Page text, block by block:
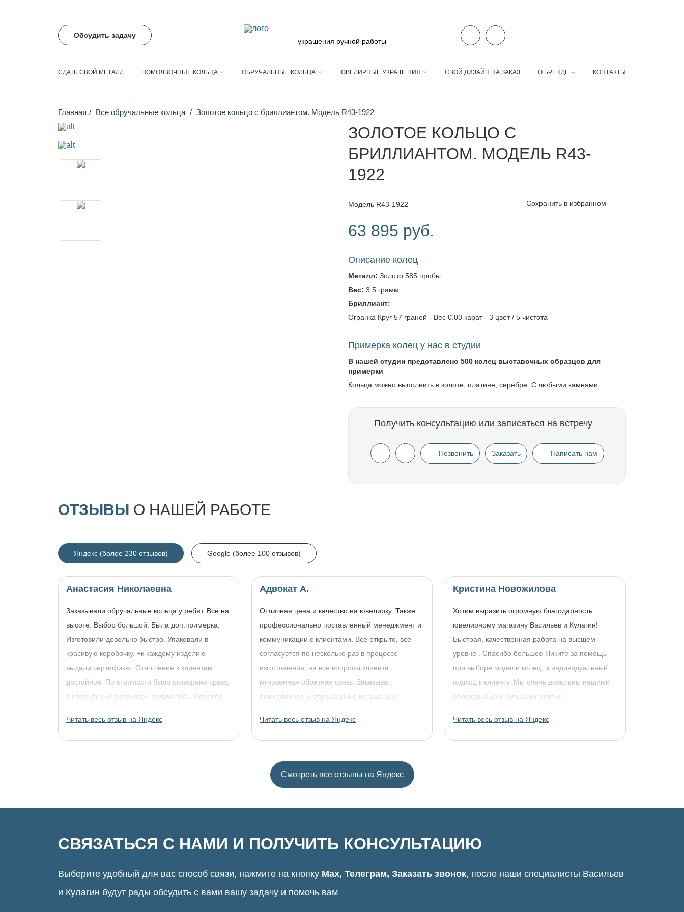
Обсудить задачу
украшения ручной работы
СДАТЬ СВОЙ МЕТАЛЛ ПОМОЛВОЧНЫЕ КОЛЬЦА ОБРУЧАЛЬНЫЕ КОЛЬЦА ЮВЕЛИРНЫЕ УКРАШЕНИЯ СВОЙ ДИЗАЙН НА ЗАКАЗ О БРЕНДЕ КОНТАКТЫ
Главная Все обручальные кольца Золотое кольцо с бриллиантом. Модель R43-1922
ЗОЛОТОЕ КОЛЬЦО С
БРИЛЛИАНТОМ. МОДЕЛЬ R43-
1922
Модель R43-1922 Сохранить в избранном
63 895 руб.
Описание колец
Металл: Золото 585 пробы
Вес: 3.5 грамм
Бриллиант:
Огранка Круг 57 граней - Вес 0.03 карат - 3 цвет / 5 чистота
Примерка колец у нас в студии
В нашей студии представлено 500 колец выставочных образцов для
примерки
Кольца можно выполнить в золоте, платине, серебре. С любыми камнями
Получить консультацию или записаться на встречу
Позвонить Заказать Написать нам
ОТЗЫВЫ О НАШЕЙ РАБОТЕ
Яндекс (более 230 отзывов) Google (более 100 отзывов)
Анастасия Николаевна
Заказывали обручальные кольца у ребят. Всё на
высоте. Выбор большой. Была доп.примерка.
Изготовили довольно быстро. Упаковали в
красивую коробочку, +к каждому изделию
выдали сертификат. Отношение к клиентам
достойное. По стоимости было оговорено сразу,
в итоге без «сюрпризов» получилось. Спасибо
украшениями!
Читать весь отзыв на Яндекс
Адвокат А.
Отличная цена и качество на ювелирку. Также
профессионально поставленный менеджмент и
коммуникации с клиентами. Все открыто, все
согласуется по несколько раз в процессе
изготовления, на все вопросы клиента
мгновенная обратная связь. Заказывал
помолвочное и обручальные кольца. Все
Читать весь отзыв на Яндекс
Кристина Новожилова
Хотим выразить огромную благодарность
ювелирному магазину Васильев и Кулагин!
Быстрая, качественная работа на высшем
уровне . Спасибо большое Никите за помощь
при выборе модели колец, и индивидуальный
подход к клиенту. Мы очень довольны нашими
обручальными кольцами мечты !
Читать весь отзыв на Яндекс
Смотреть все отзывы на Яндекс
СВЯЗАТЬСЯ С НАМИ И ПОЛУЧИТЬ КОНСУЛЬТАЦИЮ
Выберите удобный для вас способ связи, нажмите на кнопку Max, Телеграм, Заказать звонок, после наши специалисты Васильев
и Кулагин будут рады обсудить с вами вашу задачу и помочь вам